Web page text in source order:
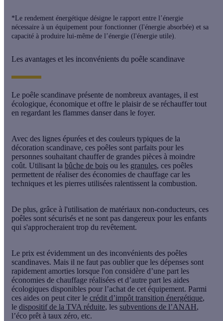
*Le rendement énergétique désigne le rapport entre l’énergie
nécessaire à un équipement pour fonctionner (l'énergie absorbée) et sa
capacité à produire lui-même de l’énergie (l'énergie utile).
Les avantages et les inconvénients du poêle scandinave
Le poêle scandinave présente de nombreux avantages, il est
écologique, économique et offre le plaisir de se réchauffer tout
en regardant les flammes danser dans le foyer.
Avec des lignes épurées et des couleurs typiques de la
décoration scandinave, ces poêles sont parfaits pour les
personnes souhaitant chauffer de grandes pièces à moindre
coût. Utilisant la bûche de bois ou les granules, ces poêles
permettent de réaliser des économies de chauffage car les
techniques et les pierres utilisées ralentissent la combustion.
De plus, grâce à l'utilisation de matériaux non-conducteurs, ces
poêles sont sécurisés et ne sont pas dangereux pour les enfants
qui s'approcheraient trop du revêtement.
Le prix est évidemment un des inconvénients des poêles
scandinaves. Mais il ne faut pas oublier que les dépenses sont
rapidement amorties lorsque l'on considère d’une part les
économies de chauffage réalisées et d’autre part les aides
écologiques disponibles pour l’achat de cet équipement. Parmi
ces aides on peut citer le crédit d’impôt transition énergétique,
le dispositif de la TVA réduite, les subventions de l’ANAH,
l’éco prêt à taux zéro, etc.